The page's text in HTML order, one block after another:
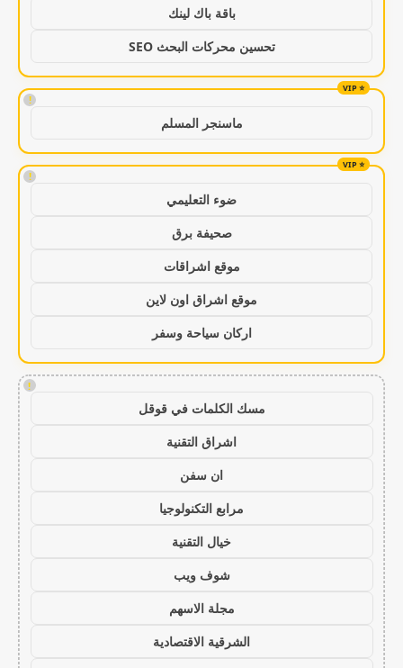
باقة باك لينك
تحسين محركات البحث SEO
!
ماسنجر المسلم
!
ضوء التعليمي
صحيفة برق
موقع اشراقات
موقع اشراق اون لاين
اركان سياحة وسفر
!
مسك الكلمات في قوقل
اشراق التقنية
ان سفن
مرابع التكنولوجيا
خيال التقنية
شوف ويب
مجلة الاسهم
الشرقية الاقتصادية